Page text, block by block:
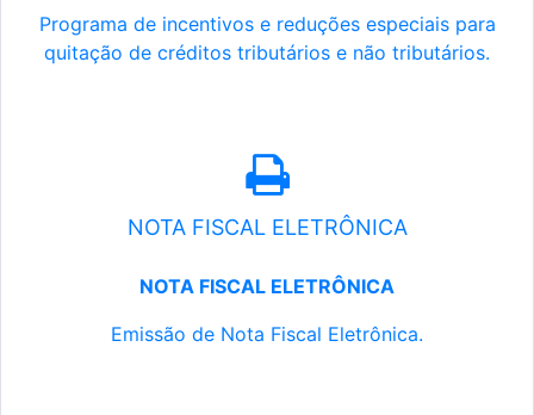
Programa de incentivos e reduções especiais para
quitação de créditos tributários e não tributários.
NOTA FISCAL ELETRÔNICA
NOTA FISCAL ELETRÔNICA
Emissão de Nota Fiscal Eletrônica.